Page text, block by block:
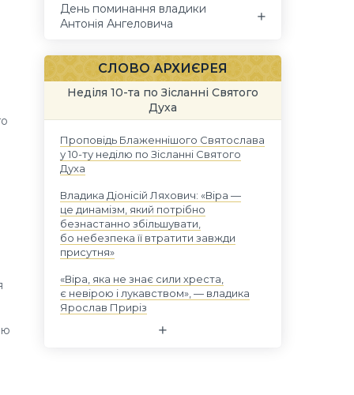
День поминання владики
Антонія Ангеловича
СЛОВО АРХИЄРЕЯ
Неділя 10-та по Зісланні Святого
Духа
Проповідь Блаженнішого Святослава
у 10-ту неділю по Зісланні Святого
Духа
Владика Діонісій Ляхович: «Віра —
це динамізм, який потрібно
безнастанно збільшувати,
бо небезпека її втратити завжди
присутня»
«Віра, яка не знає сили хреста,
є невірою і лукавством», — владика
Ярослав Приріз